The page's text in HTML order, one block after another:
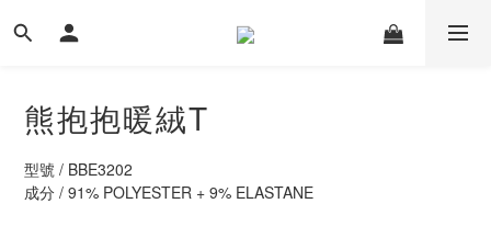
熊抱抱暖絨T
型號 / BBE3202
成分 / 91% POLYESTER + 9% ELASTANE